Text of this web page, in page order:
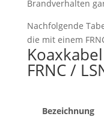
Brandverhalten
Nachfolgende
die mit einem
FRNC /
Bezeichnung